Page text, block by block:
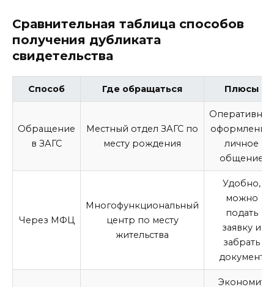
Сравнительная таблица способов
получения дубликата
свидетельства
Способ Где обращаться Плюсы
Обращение
в ЗАГС
Местный отдел ЗАГС по
месту рождения
Оперативное
оформление,
личное
общение
Через МФЦ
Многофункциональный
центр по месту
жительства
Удобно,
можно
подать
заявку и
забрать
документ
Экономит